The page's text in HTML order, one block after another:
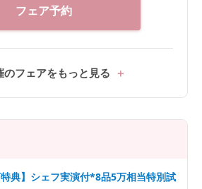
フェア予約
のフェアをもっと見る
典】シェフ実演付*8品5万相当特別試